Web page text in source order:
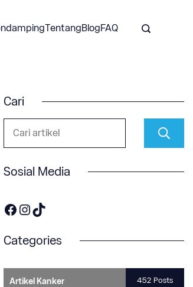
TentangBlogFAQ
Cari
Sosial Media
https://www.facebook.com/OneOnco-104876148400857
https://www.instagram.com/accounts/login/?next=/one.onco/
TikTok
Categories
Artikel Kanker 452 Posts